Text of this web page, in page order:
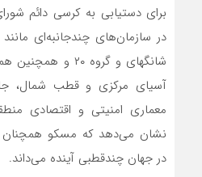
برای دستیابی به کرسی دائم
در سازمان‌های چندجانبه‌ای
شانگهای و گروه ۲۰
آسیای مرکزی و قطب شمال،
معماری امنیتی و اقتصادی
نشان می‌دهد که مسکو همچنان
در جهان چندقطبی آینده می‌داند.